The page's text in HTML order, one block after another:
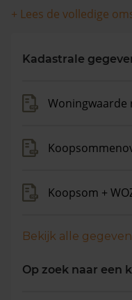
+ Lees de volledige
Kadastrale
Woningwaarde
Koopsom +
Bekijk alle
Op zoek naar een